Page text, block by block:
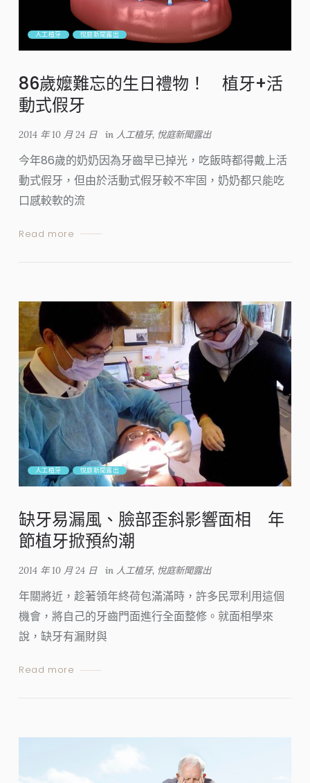
人工植牙 悅庭新聞露出
86歲嬤難忘的生日禮物！ 植牙+活
動式假牙
2014 年 10 月 24 日 in 人工植牙, 悅庭新聞露出
今年86歲的奶奶因為牙齒早已掉光，吃飯時都得戴上活
動式假牙，但由於活動式假牙較不牢固，奶奶都只能吃
口感較軟的流
Read more
人工植牙 悅庭新聞露出
缺牙易漏風、臉部歪斜影響面相 年
節植牙掀預約潮
2014 年 10 月 24 日 in 人工植牙, 悅庭新聞露出
年關將近，趁著領年終荷包滿滿時，許多民眾利用這個
機會，將自己的牙齒門面進行全面整修。就面相學來
說，缺牙有漏財與
Read more